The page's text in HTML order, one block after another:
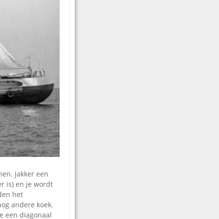
Jakker een
is) en je wordt
het
andere koek.
een diagonaal